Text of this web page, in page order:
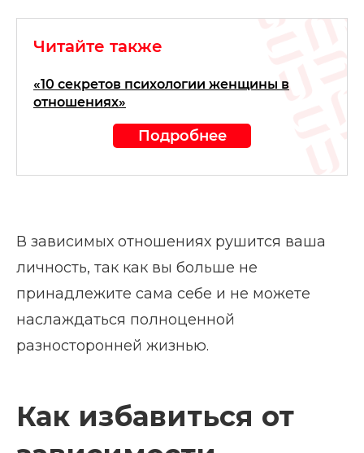
Читайте также
«10 секретов психологии женщины в
отношениях»
Подробнее
В зависимых отношениях рушится ваша
личность, так как вы больше не
принадлежите сама себе и не можете
наслаждаться полноценной
разносторонней жизнью.
Как избавиться от